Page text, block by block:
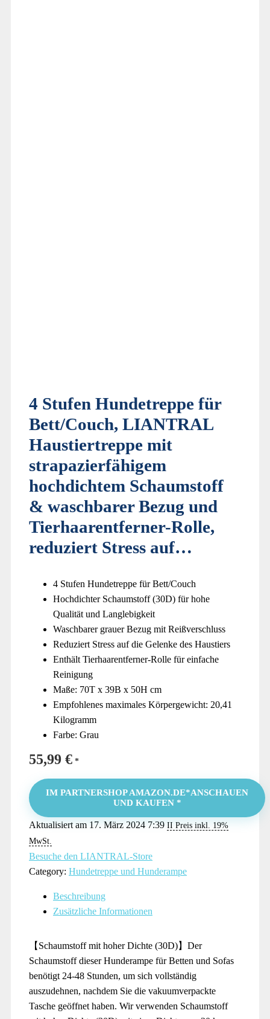
4 Stufen Hundetreppe für
Bett/Couch, LIANTRAL
Haustiertreppe mit
strapazierfähigem
hochdichtem Schaumstoff
& waschbarer Bezug und
Tierhaarentferner-Rolle,
reduziert Stress auf…
4 Stufen Hundetreppe für Bett/Couch
Hochdichter Schaumstoff (30D) für hohe
Qualität und Langlebigkeit
Waschbarer grauer Bezug mit Reißverschluss
Reduziert Stress auf die Gelenke des Haustiers
Enthält Tierhaarentferner-Rolle für einfache
Reinigung
Maße: 70T x 39B x 50H cm
Empfohlenes maximales Körpergewicht: 20,41
Kilogramm
Farbe: Grau
55,99 €
IM PARTNERSHOP AMAZON.DE*ANSCHAUEN
UND KAUFEN *
Aktualisiert am 17. März 2024 7:39 II Preis inkl. 19%
MwSt.
Besuche den LIANTRAL-Store
Category: Hundetreppe und Hunderampe
Beschreibung
Zusätzliche Informationen
【Schaumstoff mit hoher Dichte (30D)】Der
Schaumstoff dieser Hunderampe für Betten und Sofas
benötigt 24-48 Stunden, um sich vollständig
auszudehnen, nachdem Sie die vakuumverpackte
Tasche geöffnet haben. Wir verwenden Schaumstoff